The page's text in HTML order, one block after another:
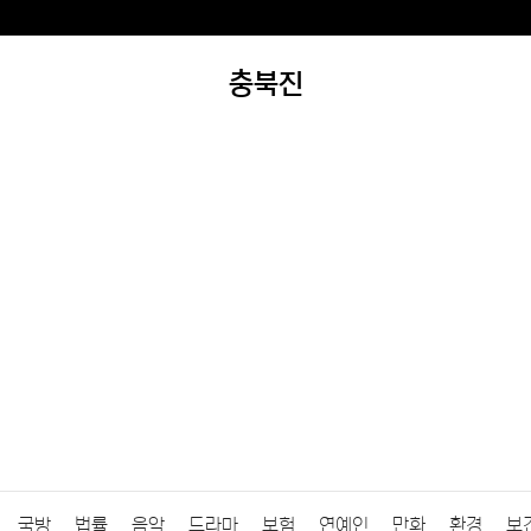
충북진
국방 법률 음악 드라마 보험 연예인 만화 환경 보